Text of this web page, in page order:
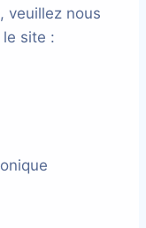
veuillez nous
le site :